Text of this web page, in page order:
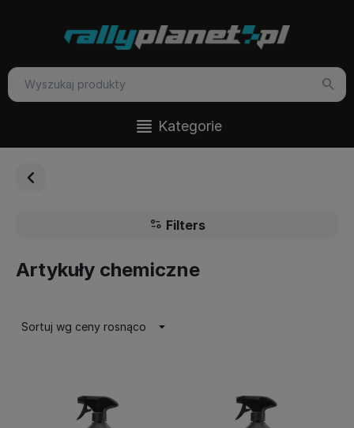
Kategorie
Filters
Artykuły chemiczne
Sortuj wg ceny rosnąco